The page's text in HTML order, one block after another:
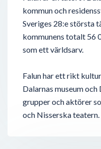
kommun och
Sveriges 28:e största
kommunens totalt 56
som ett världsarv.
Falun har ett rikt
Dalarnas museum
grupper och aktörer
och Nisserska teatern.